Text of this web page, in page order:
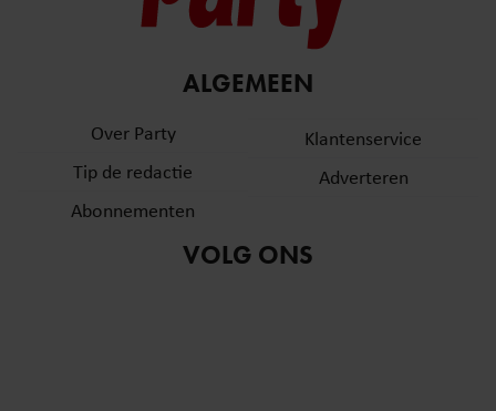
ALGEMEEN
Over Party
Tip de redactie
Abonnementen
Klantenservice
Adverteren
VOLG ONS